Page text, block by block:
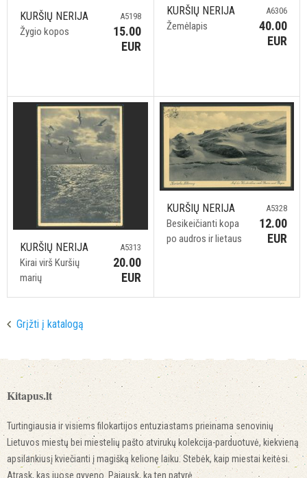
KURŠIŲ NERIJA
Žygio kopos
A5198
15.00
EUR
KURŠIŲ NERIJA
Žemėlapis
A6306
40.00
EUR
KURŠIŲ NERIJA
Kirai virš Kuršių
marių
A5313
20.00
EUR
KURŠIŲ NERIJA
Besikeičianti kopa
po audros ir lietaus
A5328
12.00
EUR
Grįžti į katalogą
Kitapus.lt
Turtingiausia ir visiems filokartijos entuziastams prieinama senovinių
Lietuvos miestų bei miestelių pašto atvirukų kolekcija-parduotuvė, kiekvieną
apsilankiusį kviečianti į magišką kelionę laiku. Stebėk, kaip miestai keitėsi.
Atrask, kas juose gyveno. Pajausk, ką ten patyrė.